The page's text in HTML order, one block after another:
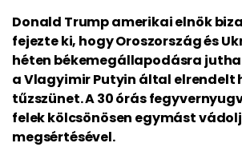
Donald Trump amerikai elnök
fejezte ki, hogy Oroszország és
héten békemegállapodásra
a Vlagyimir Putyin által elrendelt
tűzszünet. A 30 órás
felek kölcsönösen egymást
megsértésével.